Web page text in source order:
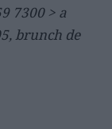
7300 > a
brunch de